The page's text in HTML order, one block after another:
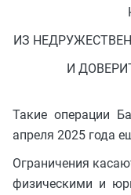
ИЗ
И
Такие операции
апреля 2025 года
Ограничения
физическими и